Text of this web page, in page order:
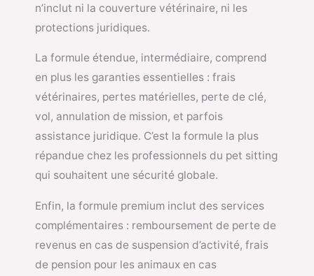
n’inclut ni la couverture vétérinaire, ni les
protections juridiques.
La formule étendue, intermédiaire, comprend
en plus les garanties essentielles : frais
vétérinaires, pertes matérielles, perte de clé,
vol, annulation de mission, et parfois
assistance juridique. C’est la formule la plus
répandue chez les professionnels du pet sitting
qui souhaitent une sécurité globale.
Enfin, la formule premium inclut des services
complémentaires : remboursement de perte de
revenus en cas de suspension d’activité, frais
de pension pour les animaux en cas